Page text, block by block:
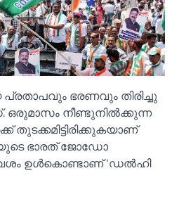
ഭരണവും തിരിച്ചു
ഒരുമാസം നീണ്ടുനില്‍ക്കുന്ന
ഭാരത് ജോഡോ
ഉള്‍കൊണ്ടാണ് ‘ഡല്‍ഹി